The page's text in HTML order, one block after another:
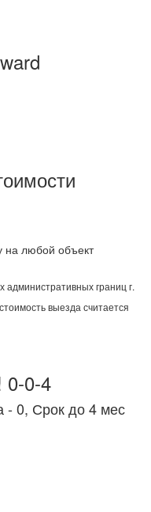
на любой объект
границ г.
выезда считается
0-4
- 0, Срок до 4 мес